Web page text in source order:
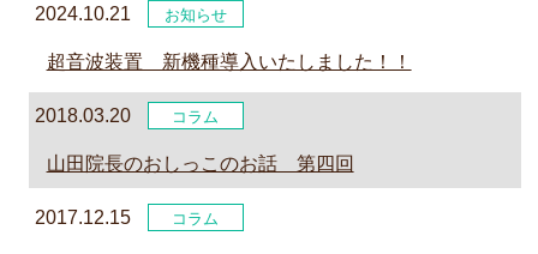
2024.10.21 お知らせ
超音波装置 新機種導入いたしました！！
2018.03.20 コラム
山田院長のおしっこのお話 第四回
2017.12.15 コラム